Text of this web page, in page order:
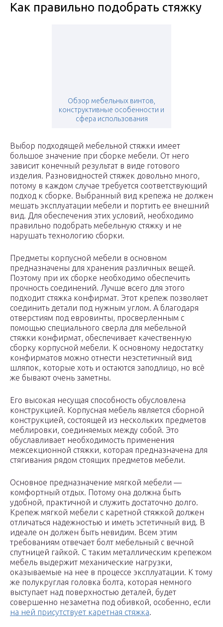
Как правильно подобрать стяжку
Обзор мебельных винтов,
конструктивные особенности и
сфера использования
Выбор подходящей мебельной стяжки имеет
большое значение при сборке мебели. От него
зависит конечный результат в виде готового
изделия. Разновидностей стяжек довольно много,
потому в каждом случае требуется соответствующий
подход к сборке. Выбранный вид крепежа не должен
мешать эксплуатации мебели и портить ее внешний
вид. Для обеспечения этих условий, необходимо
правильно подобрать мебельную стяжку и не
нарушать технологию сборки.
Предметы корпусной мебели в основном
предназначены для хранения различных вещей.
Поэтому при их сборке необходимо обеспечить
прочность соединений. Лучше всего для этого
подходит стяжка конфирмат. Этот крепеж позволяет
соединить детали под нужным углом. А благодаря
отверстиям под евровинты, просверленным с
помощью специального сверла для мебельной
стяжки конфирмат, обеспечивает качественную
сборку корпусной мебели. К основному недостатку
конфирматов можно отнести неэстетичный вид
шляпок, которые хоть и остаются заподлицо, но всё
же бывают очень заметны.
Его высокая несущая способность обусловлена
конструкцией. Корпусная мебель является сборной
конструкцией, состоящей из нескольких предметов
меблировки, соединяемых между собой. Это
обуславливает необходимость применения
межсекционной стяжки, которая предназначена для
стягивания рядом стоящих предметов мебели.
Основное предназначение мягкой мебели —
комфортный отдых. Потому она должна быть
удобной, практичной и служить достаточно долго.
Крепеж мягкой мебели с каретной стяжкой должен
отличаться надежностью и иметь эстетичный вид. В
идеале он должен быть невидим. Всем этим
требованиям отвечает болт мебельный с вечной
спутницей гайкой. С таким металлическим крепежом
мебель выдержит механические нагрузки,
оказываемые на нее в процессе эксплуатации. К тому
же полукруглая головка болта, которая немного
выступает над поверхностью деталей, будет
совершенно незаметна под обивкой, особенно, если
на ней присутствует каретная стяжка.